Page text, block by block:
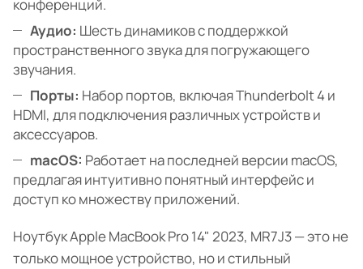
конференций.
Аудио: Шесть динамиков с поддержкой
пространственного звука для погружающего
звучания.
Порты: Набор портов, включая Thunderbolt 4 и
HDMI, для подключения различных устройств и
аксессуаров.
macOS: Работает на последней версии macOS,
предлагая интуитивно понятный интерфейс и
доступ ко множеству приложений.
Ноутбук Apple MacBook Pro 14" 2023, MR7J3 — это не
только мощное устройство, но и стильный